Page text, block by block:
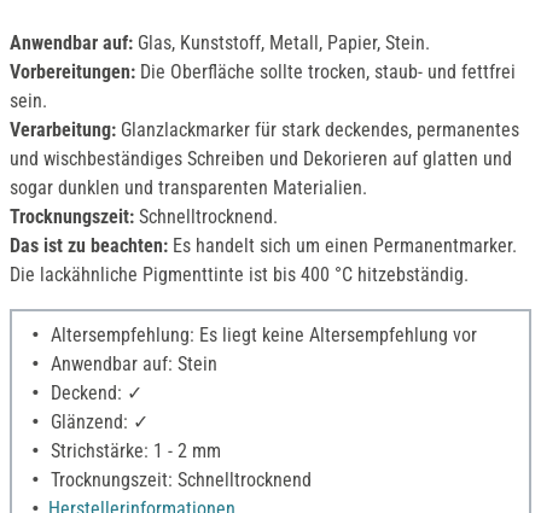
Anwendbar auf: Glas, Kunststoff, Metall, Papier, Stein.
Vorbereitungen: Die Oberfläche sollte trocken, staub- und fettfrei
sein.
Verarbeitung: Glanzlackmarker für stark deckendes, permanentes
und wischbeständiges Schreiben und Dekorieren auf glatten und
sogar dunklen und transparenten Materialien.
Trocknungszeit: Schnelltrocknend.
Das ist zu beachten: Es handelt sich um einen Permanentmarker.
Die lackähnliche Pigmenttinte ist bis 400 °C hitzebständig.
Altersempfehlung: Es liegt keine Altersempfehlung vor
Anwendbar auf: Stein
Deckend: ✓
Glänzend: ✓
Strichstärke: 1 - 2 mm
Trocknungszeit: Schnelltrocknend